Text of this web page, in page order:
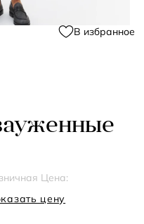
В избранное
Цена:
цену